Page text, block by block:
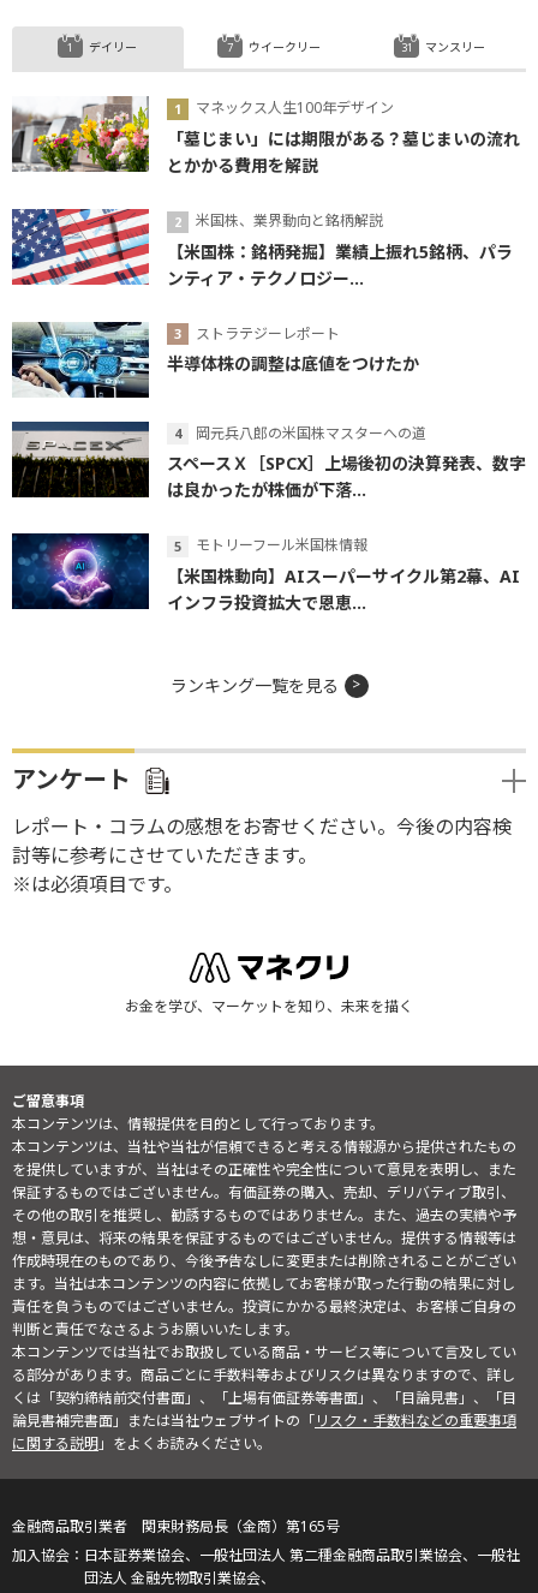
デイリー
マネックス人生100年デザイン
「墓じまい」には期限がある？墓じまいの流れ
とかかる費用を解説
米国株、業界動向と銘柄解説
【米国株：銘柄発掘】業績上振れ5銘柄、パラ
ンティア・テクノロジー...
ストラテジーレポート
半導体株の調整は底値をつけたか
岡元兵八郎の米国株マスターへの道
スペースＸ［SPCX］上場後初の決算発表、数字
は良かったが株価が下落...
モトリーフール米国株情報
【米国株動向】AIスーパーサイクル第2幕、AI
インフラ投資拡大で恩恵...
ウイークリー マンスリー
ランキング一覧を見る
アンケート
レポート・コラムの感想をお寄せください。今後の内容検
討等に参考にさせていただきます。
※は必須項目です。
お金を学び、マーケットを知り、未来を描く
ご留意事項
本コンテンツは、情報提供を目的として行っております。
本コンテンツは、当社や当社が信頼できると考える情報源から提供されたもの
を提供していますが、当社はその正確性や完全性について意見を表明し、また
保証するものではございません。有価証券の購入、売却、デリバティブ取引、
その他の取引を推奨し、勧誘するものではありません。また、過去の実績や予
想・意見は、将来の結果を保証するものではございません。提供する情報等は
作成時現在のものであり、今後予告なしに変更または削除されることがござい
ます。当社は本コンテンツの内容に依拠してお客様が取った行動の結果に対し
責任を負うものではございません。投資にかかる最終決定は、お客様ご自身の
判断と責任でなさるようお願いいたします。
本コンテンツでは当社でお取扱している商品・サービス等について言及してい
る部分があります。商品ごとに手数料等およびリスクは異なりますので、詳し
くは「契約締結前交付書面」、「上場有価証券等書面」、「目論見書」、「目
論見書補完書面」または当社ウェブサイトの「リスク・手数料などの重要事項
に関する説明」をよくお読みください。
金融商品取引業者 関東財務局長（金商）第165号
日本証券業協会、一般社団法人 第二種金融商品取引業協会、一般社
団法人 金融先物取引業協会、